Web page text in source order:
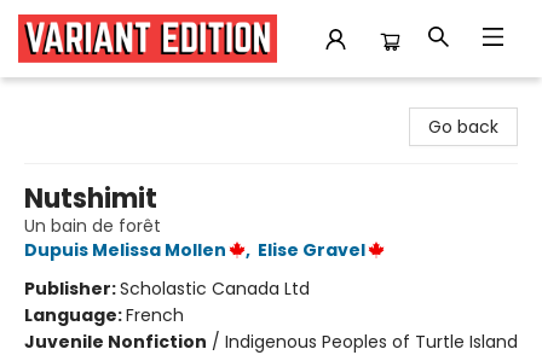
Go back
Nutshimit
Un bain de forêt
Dupuis Melissa Mollen
, Elise Gravel
Publisher:Scholastic Canada Ltd
Language:French
Juvenile Nonfiction / Indigenous Peoples of Turtle Island